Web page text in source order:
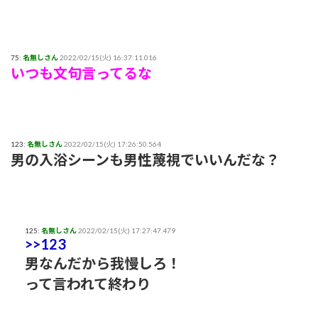
75: 名無しさん2022/02/15(火) 16:37:11.016
いつも文句言ってるな
123: 名無しさん2022/02/15(火) 17:26:50.564
男の入浴シーンも男性蔑視でいいんだな？
125: 名無しさん2022/02/15(火) 17:27:47.479
>>123
男なんだから我慢しろ！
って言われて終わり